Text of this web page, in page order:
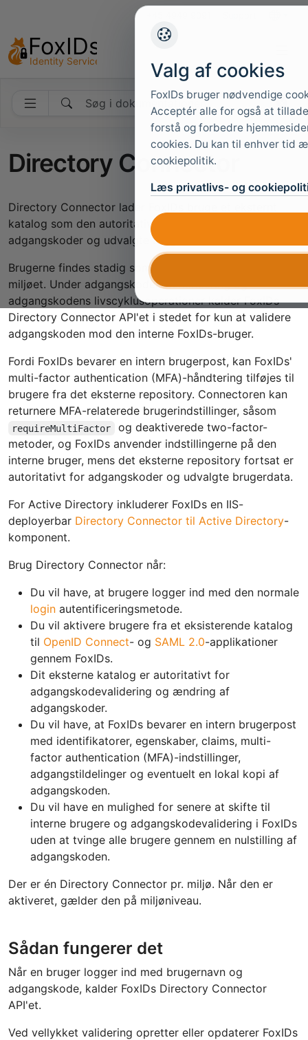
Søg i dokumentationen
Directory Connector
Directory Connector lader FoxIDs bruge et eksternt
katalog som den autoritative kilde til interne brugeres
adgangskoder og udvalgte brugerdata.
Brugerne findes stadig som
miljøet. Under adgangskodeautentificering og
adgangskodens livscyklusoperationer kalder FoxIDs
Directory Connector API'et i stedet for kun at validere
adgangskoden mod den interne FoxIDs-bruger.
Fordi FoxIDs bevarer en intern brugerpost, kan FoxIDs'
multi-factor authentication (MFA)-håndtering tilføjes til
brugere fra det eksterne repository. Connectoren kan
returnere MFA-relaterede brugerindstillinger, såsom
requireMultiFactor
og deaktiverede two-factor-
metoder, og FoxIDs anvender indstillingerne på den
interne bruger, mens det eksterne repository fortsat er
autoritativt for adgangskoder og udvalgte brugerdata.
For Active Directory inkluderer FoxIDs en IIS-
deployerbar Directory Connector til Active Directory-
komponent.
Brug Directory Connector når:
Du vil have, at brugere logger ind med den normale
login autentificeringsmetode.
Du vil aktivere brugere fra et eksisterende katalog
til OpenID Connect- og SAML 2.0-applikationer
gennem FoxIDs.
Dit eksterne katalog er autoritativt for
adgangskodevalidering og ændring af
adgangskoder.
Du vil have, at FoxIDs bevarer en intern brugerpost
med identifikatorer, egenskaber, claims, multi-
factor authentication (MFA)-indstillinger,
adgangstildelinger og eventuelt en lokal kopi af
adgangskoden.
Du vil have en mulighed for senere at skifte til
interne brugere og adgangskodevalidering i FoxIDs
uden at tvinge alle brugere gennem en nulstilling af
adgangskoden.
Der er én Directory Connector pr. miljø. Når den er
aktiveret, gælder den på miljøniveau.
Sådan fungerer det
Når en bruger logger ind med brugernavn og
adgangskode, kalder FoxIDs Directory Connector
API'et.
Ved vellykket validering opretter eller opdaterer FoxIDs
Valg af cookies
FoxIDs bruger nødvendige
Acceptér alle for også at
forstå og forbedre
cookies. Du kan til enhver tid
cookiepolitik.
Læs privatlivs- og